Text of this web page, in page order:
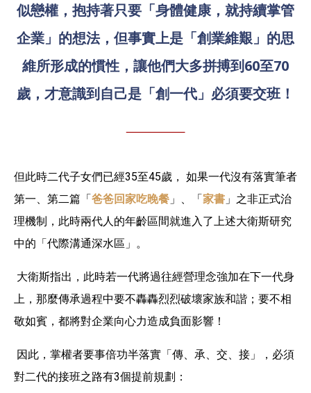
似戀權，抱持著只要「身體健康，就持續掌管
企業」的想法，但事實上是「創業維艱」的思
維所形成的慣性，讓他們大多拼搏到60至70
歲，才意識到自己是「創一代」必須要交班！
但此時二代子女們已經35至45歲， 如果一代沒有落實筆者
第一、第二篇「爸爸回家吃晚餐 」、「家書 」之非正式治
理機制，此時兩代人的年齡區間就進入了上述大衛斯研究
中的「代際溝通深水區」。
大衛斯指出，此時若一代將過往經營理念強加在下一代身
上，那麼傳承過程中要不轟轟烈烈破壞家族和諧；要不相
敬如賓，都將對企業向心力造成負面影響！
因此，掌權者要事倍功半落實「傳、承、交、接」，必須
對二代的接班之路有3個提前規劃：